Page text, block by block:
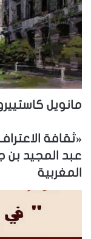
مانويل
«ثقافة
عبد المجيد بن
المغربية